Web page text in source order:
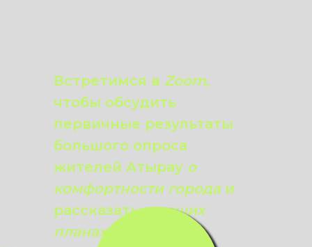
Встретимся в Zoom,
чтобы обсудить
первичные результаты
большого опроса
жителей Атырау о
комфортности городаи
рассказатьо наших
планах.